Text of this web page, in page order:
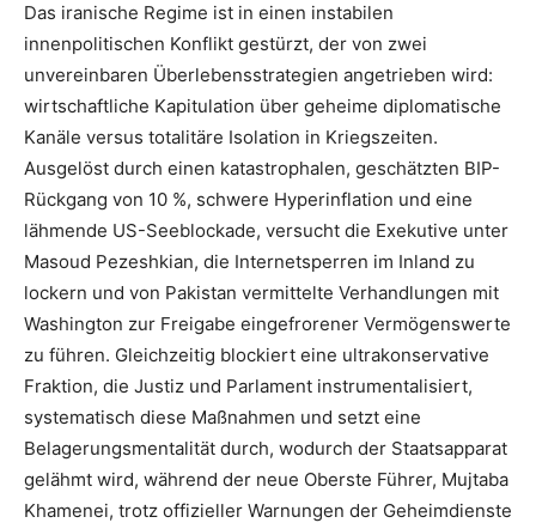
Das iranische Regime ist in einen instabilen
innenpolitischen Konflikt gestürzt, der von zwei
unvereinbaren Überlebensstrategien angetrieben wird:
wirtschaftliche Kapitulation über geheime diplomatische
Kanäle versus totalitäre Isolation in Kriegszeiten.
Ausgelöst durch einen katastrophalen, geschätzten BIP-
Rückgang von 10 %, schwere Hyperinflation und eine
lähmende US-Seeblockade, versucht die Exekutive unter
Masoud Pezeshkian, die Internetsperren im Inland zu
lockern und von Pakistan vermittelte Verhandlungen mit
Washington zur Freigabe eingefrorener Vermögenswerte
zu führen. Gleichzeitig blockiert eine ultrakonservative
Fraktion, die Justiz und Parlament instrumentalisiert,
systematisch diese Maßnahmen und setzt eine
Belagerungsmentalität durch, wodurch der Staatsapparat
gelähmt wird, während der neue Oberste Führer, Mujtaba
Khamenei, trotz offizieller Warnungen der Geheimdienste